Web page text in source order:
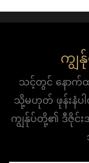
ကျွ
သင့်တွင် နောက်ထ
သို့မဟုတ် ဖုန်းနံပ
ကျွန်ုပ်တို့၏ ဒီဇိုင်